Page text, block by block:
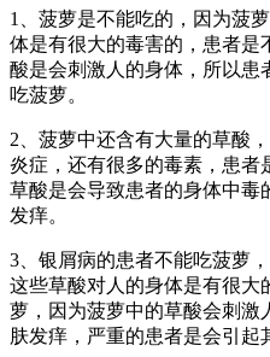
1、菠萝是不能吃的，因为菠
体是有很大的毒害的，患者是
酸是会刺激人的身体，所以患
吃菠萝。
2、菠萝中还含有大量的草酸
炎症，还有很多的毒素，患者
草酸是会导致患者的身体中毒
发痒。
3、银屑病的患者不能吃菠萝
这些草酸对人的身体是有很大
萝，因为菠萝中的草酸会刺激
肤发痒，严重的患者是会引起